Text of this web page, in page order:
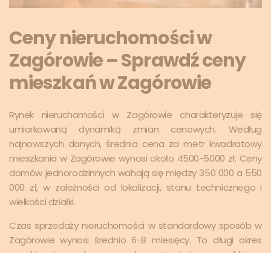
Ceny nieruchomości w
Zagórowie – Sprawdź ceny
mieszkań w Zagórowie
Rynek nieruchomości w Zagórowie charakteryzuje się
umiarkowaną dynamiką zmian cenowych. Według
najnowszych danych, średnia cena za metr kwadratowy
mieszkania w Zagórowie wynosi około 4500-5000 zł. Ceny
domów jednorodzinnych wahają się między 350 000 a 550
000 zł, w zależności od lokalizacji, stanu technicznego i
wielkości działki.
Czas sprzedaży nieruchomości w standardowy sposób w
Zagórowie wynosi średnio 6-8 miesięcy. To długi okres